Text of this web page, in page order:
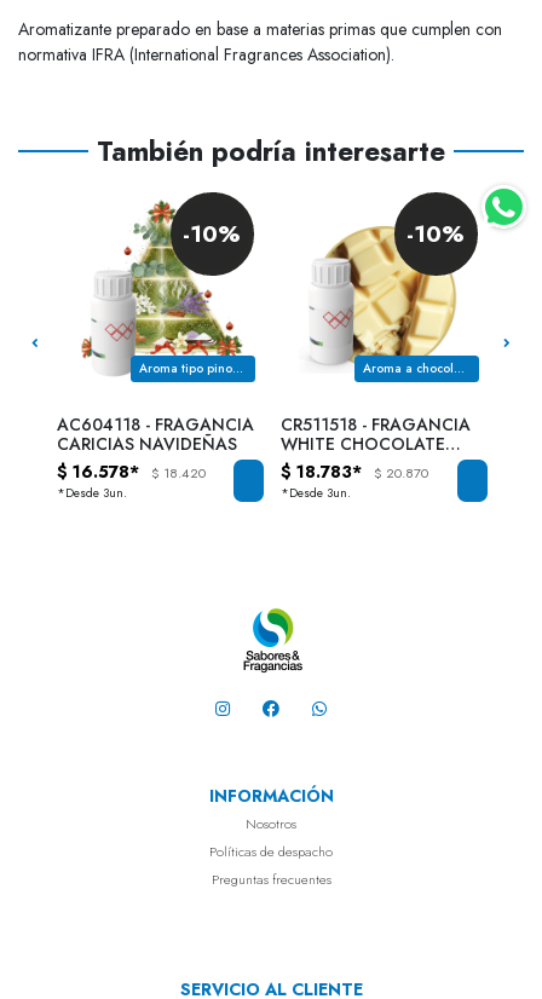
Aromatizante preparado en base a materias primas que cumplen con
normativa IFRA (International Fragrances Association).
También podría interesarte
-10%
Aroma tipo pino de navidad
AC604118 - FRAGANCIA
CARICIAS NAVIDEÑAS
$ 16.578*
$ 18.420
*Desde 3un.
-10%
Aroma a chocolate blanco
CR511518 - FRAGANCIA
WHITE CHOCOLATE
CARE
$ 18.783* $ 20.870
*Desde 3un.
INFORMACIÓN
Nosotros
Políticas de despacho
Preguntas frecuentes
SERVICIO AL CLIENTE